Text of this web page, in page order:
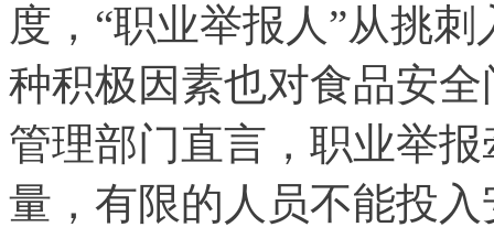
度，“职业举报人”从挑
种积极因素也对食品安
管理部门直言，职业举
量，有限的人员不能投